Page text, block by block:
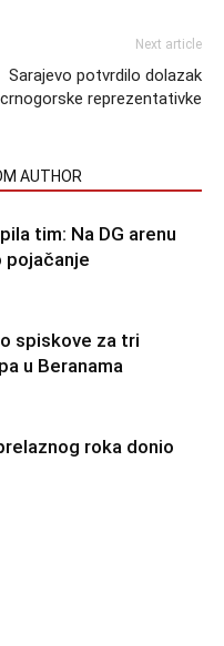
Next article
Sarajevo potvrdilo dolazak
crnogorske reprezentativke
AUTHOR
tim: Na DG arenu
pojačanje
spiskove za tri
u Beranama
roka donio